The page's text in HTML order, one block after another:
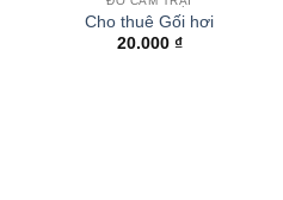
Cho thuê Gối hơi
20.000 ₫